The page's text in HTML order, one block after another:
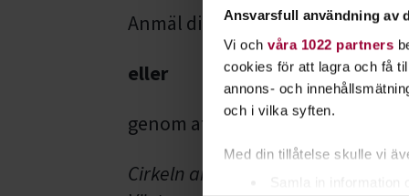
Ansvarsfull användning av
Vi och våra 1022 partners
cookies för att lagra och få
annons- och
och i vilka syften.
Med din tillåtelse skulle vi
Samla in
Anmäl dig här på webben
eller
genom att kontakta Helena
Cirkeln arrangeras i samarbete